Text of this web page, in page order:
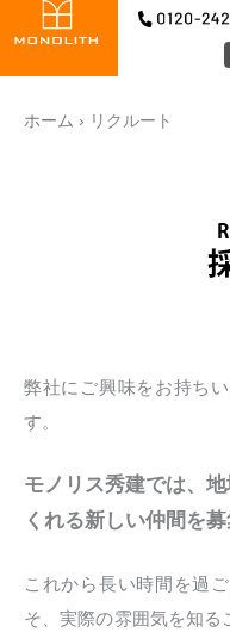
容
ホーム › リクルート
弊社にご興味をお持ち
す。
モノリス秀建では、
くれる新しい仲間を募
これから⻑い時間を過
そ、実際の雰囲気を知る